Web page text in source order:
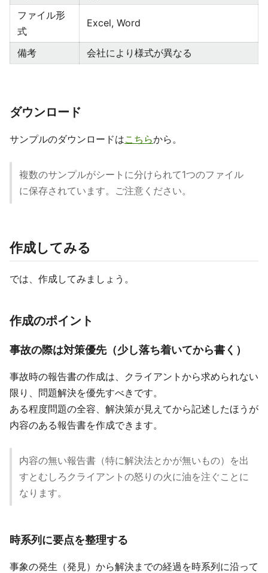
ファイル形
式
Excel, Word
備考 会社により様式が異なる
ダウンロード
サンプルのダウンロードはこちらから。
複数のサンプルがシートに分けられて1つのファイル
に保存されています。ご注意ください。
作成してみる
では、作成してみましょう。
作成のポイント
事故の際は対策優先（少し落ち着いてから書く）
事故時の報告書の作成は、クライアントから求められない
限り、問題解決を優先すべきです。
ある程度問題の全容、解決策が見えてから記述したほうが
内容のある報告書を作成できます。
内容の無い報告書（特に解決法とかが無いもの）を出
すとむしろクライアントの怒りの火に油を注ぐことに
なります。
時系列に要点を整理する
事象の発生（発見）から解決までの経過を時系列に沿って